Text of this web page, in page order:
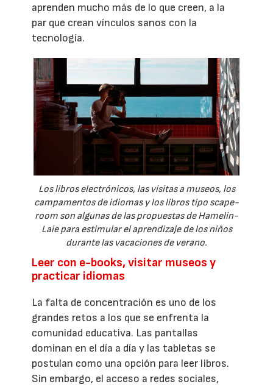
aprenden mucho más de lo que creen, a la
par que crean vínculos sanos con la
tecnología.
Los libros electrónicos, las visitas a museos, los
campamentos de idiomas y los libros tipo scape-
room son algunas de las propuestas de Hamelin-
Laie para estimular el aprendizaje de los niños
durante las vacaciones de verano.
Leer con e-books, visitar museos y
practicar idiomas
La falta de concentración es uno de los
grandes retos a los que se enfrenta la
comunidad educativa. Las pantallas
dominan en el día a día y las tabletas se
postulan como una opción para leer libros.
Sin embargo, el acceso a redes sociales,